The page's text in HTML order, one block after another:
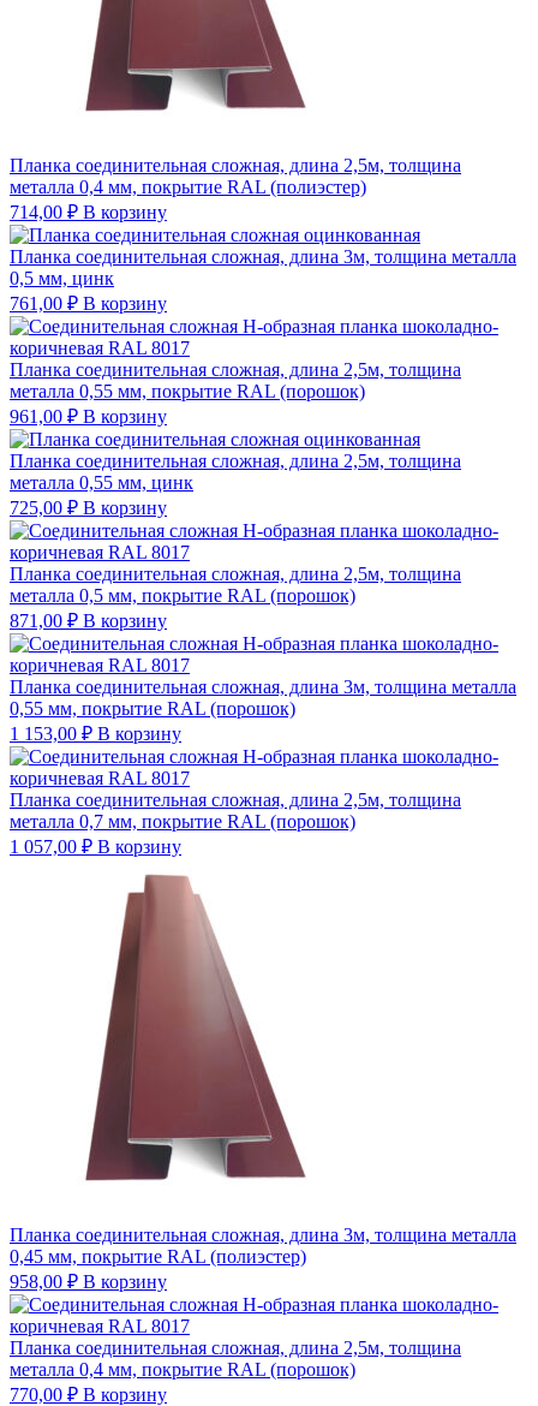
Планка соединительная сложная, длина 2,5м, толщина
металла 0,4 мм, покрытие RAL (полиэстер)
714,00 ₽ В корзину
Планка соединительная сложная, длина 3м, толщина металла
0,5 мм, цинк
761,00 ₽ В корзину
Планка соединительная сложная, длина 2,5м, толщина
металла 0,55 мм, покрытие RAL (порошок)
961,00 ₽ В корзину
Планка соединительная сложная, длина 2,5м, толщина
металла 0,55 мм, цинк
725,00 ₽ В корзину
Планка соединительная сложная, длина 2,5м, толщина
металла 0,5 мм, покрытие RAL (порошок)
871,00 ₽ В корзину
Планка соединительная сложная, длина 3м, толщина металла
0,55 мм, покрытие RAL (порошок)
1 153,00 ₽ В корзину
Планка соединительная сложная, длина 2,5м, толщина
металла 0,7 мм, покрытие RAL (порошок)
1 057,00 ₽ В корзину
Планка соединительная сложная, длина 3м, толщина металла
0,45 мм, покрытие RAL (полиэстер)
958,00 ₽ В корзину
Планка соединительная сложная, длина 2,5м, толщина
металла 0,4 мм, покрытие RAL (порошок)
770,00 ₽ В корзину